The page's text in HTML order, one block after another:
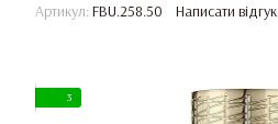
Артикул: FBU.258.50 Написати відгук
3